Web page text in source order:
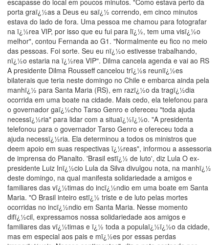
porta graï¿½as a Deus eu saï¿½ correndo, em cinco minutos
estava do lado de fora. Uma pessoa me chamou para fotografar
na ï¿½rea VIP, por isso que eu fui para lï¿½, tem uma visï¿½o
melhor", contou Fernanda ao G1. "Normalmente eu fico no meio
das pessoas. Foi sorte. Seu eu nï¿½o estivesse trabalhando,
nï¿½o estaria na ï¿½rea VIP". Dilma cancela agenda e vai ao RS
A presidente Dilma Rousseff cancelou trï¿½s reuniï¿½es
bilaterais que teria neste domingo no Chile e embarca ainda pela
manhï¿½ para Santa Maria (RS), em razï¿½o da tragï¿½dia
ocorrida em uma boate na cidade. Mais cedo, ela telefonou para
o governador gaï¿½cho Tarso Genro e ofereceu "toda ajuda
necessï¿½ria" para lidar com a situaï¿½ï¿½o. "A presidenta
telefonou para o governador Tarso Genro e ofereceu toda a
ajuda necessï¿½ria. Ela determinou a todos os ministros que
deem apoio em suas respectivas ï¿½reas", informou a assessoria
de imprensa do Planalto. 'Brasil estï¿½ de luto', diz Lula O ex-
presidente Luiz Inï¿½cio Lula da Silva divulgou nota, na manhï¿½
deste domingo, na qual manifesta solidariedade a amigos e
familiares das vï¿½timas do incï¿½ndio em uma boate em Santa
Maria. "O Brasil inteiro estï¿½ triste e de luto pelas mortes
ocorridas no incï¿½ndio em Santa Maria. Nesse momento
difï¿½cil, expressamos nossa solidariedade aos amigos e
familiares das vï¿½timas e ï¿½ toda a populaï¿½ï¿½o da cidade,
mas em especial aos pais e mï¿½es por essas perdas